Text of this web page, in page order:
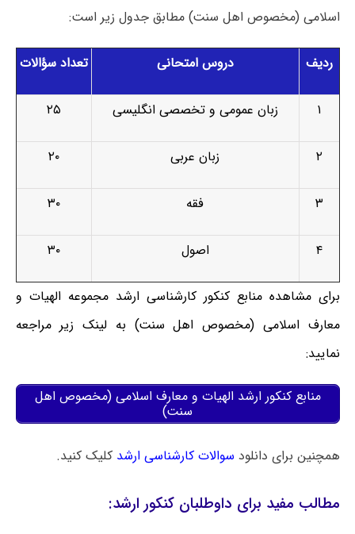
اسلامی (مخصوص اهل سنت) مطابق جدول زیر است:
ردیف دروس امتحانی تعداد سؤالات
۱ زبان عمومی و تخصصی انگلیسی ۲۵
۲ زبان عربی ۲۰
۳ فقه ۳۰
۴ اصول ۳۰
برای مشاهده منابع کنکور کارشناسی ارشد مجموعه الهیات و
معارف اسلامی (مخصوص اهل سنت) به لینک زیر مراجعه
نمایید:
منابع کنکور ارشد الهیات و معارف اسلامی (مخصوص اهل
سنت)
همچنین برای دانلود سوالات کارشناسی ارشد کلیک کنید.
مطالب مفید برای داوطلبان کنکور ارشد: